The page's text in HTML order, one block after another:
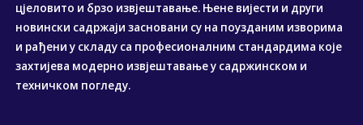
цјеловито и брзо извјештавање. Њене вијести и други
новински садржаји засновани су на поузданим изворима
и рађени у складу са професионалним стандардима које
захтијева модерно извјештавање у садржинском и
техничком погледу.